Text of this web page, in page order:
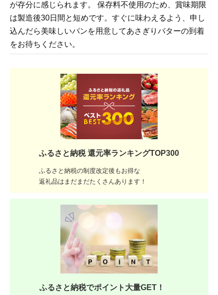
が存分に感じられます。 保存料不使用のため、賞味期限
は製造後30日間と短めです。すぐに味わえるよう、申し
込んだら美味しいパンを用意してあさぎりバターの到着
をお待ちください。
ふるさと納税 還元率ランキングTOP300
ふるさと納税の制度改定後もお得な
返礼品はまだまだたくさんあります！
ふるさと納税でポイント大量GET！